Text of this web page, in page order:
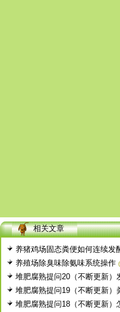
相关文章
养猪鸡场固态粪便如何连续
养殖场除臭味除氨味系统操作
堆肥腐熟提问20（不断更新
堆肥腐熟提问19（不断更新
堆肥腐熟提问18（不断更新